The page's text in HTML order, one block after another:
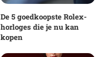
De 5 goedkoopste Rolex-
horloges die je nu kan
kopen